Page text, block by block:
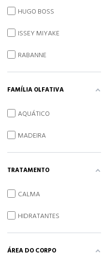
HUGO BOSS
ISSEY MIYAKE
RABANNE
FAMÍLIA OLFATIVA
AQUÁTICO
MADEIRA
TRATAMENTO
CALMA
HIDRATANTES
ÁREA DO CORPO